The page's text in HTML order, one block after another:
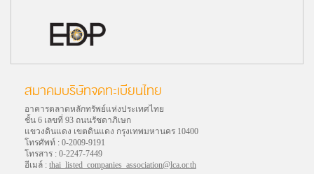
สมาคมบริษัทจดทะเบียนไทย
อาคารตลาดหลักทรัพย์แห่งประเทศไทย
ชั้น 6 เลขที่ 93 ถนนรัชดาภิเษก
แขวงดินแดง เขตดินแดง กรุงเทพมหานคร 10400
โทรศัพท์ : 0-2009-9191
โทรสาร : 0-2247-7449
อีเมล์ : thai_listed_companies_association@lca.or.th